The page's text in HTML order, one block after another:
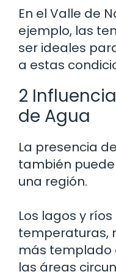
En el Valle de
ejemplo, las
ser ideales
a estas
2
de Agua
La presencia
también
una región.
Los lagos y
temperaturas,
más templado
las áreas